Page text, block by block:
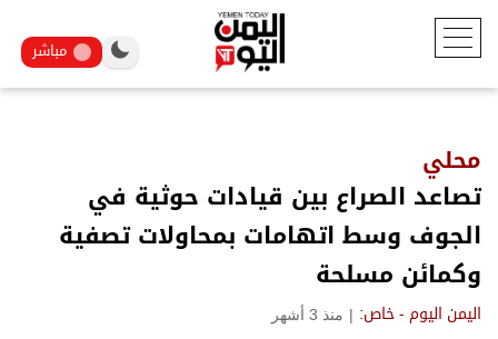
مباشر
محلي
تصاعد الصراع بين قيادات حوثية في
الجوف وسط اتهامات بمحاولات تصفية
وكمائن مسلحة
اليمن اليوم - خاص: | منذ 3 أشهر